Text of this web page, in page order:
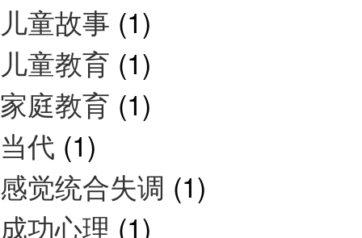
儿童故事 (1)
儿童教育 (1)
家庭教育 (1)
当代 (1)
感觉统合失调 (1)
成功心理 (1)